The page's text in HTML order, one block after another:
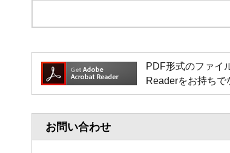
PDF形式のファイ
Readerをお持ちで
お問い合わせ